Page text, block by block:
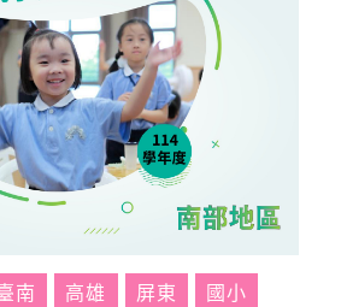
南 高雄 屏東 國小